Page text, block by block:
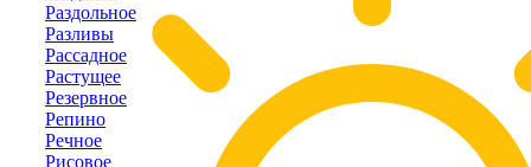
Раздольное
Разливы
Рассадное
Растущее
Резервное
Репино
Речное
Рисовое